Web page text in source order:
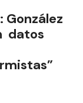
González
datos